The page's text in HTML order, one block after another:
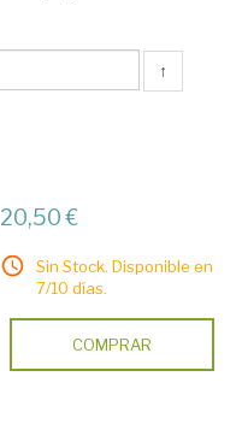
↑
20,50 €
Sin Stock. Disponible en
7/10 días.
COMPRAR